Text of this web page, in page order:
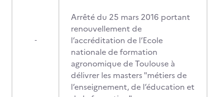
-
Arrêté du 25 mars 2016 portant
renouvellement de
l’accréditation de l’Ecole
nationale de formation
agronomique de Toulouse à
délivrer les masters "métiers de
l’enseignement, de l’éducation et